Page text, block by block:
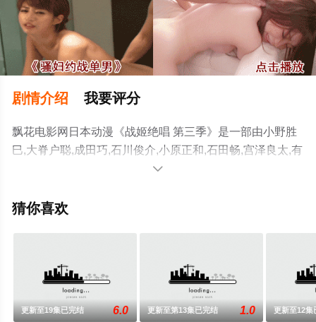
剧情介绍 我要评分
飘花电影网日本动漫《战姬绝唱 第三季》是一部由小野胜
巳,大脊户聪,成田巧,石川俊介,小原正和,石田畅,宫泽良太,有
江勇树,小野田雄亮,小林孝志,畠山茂树导演执导，悠木碧,
小松未可子,东山奈央,赤崎千夏,石川英郎,保志总一朗,赤羽
电视猫或剧情网等平台了解。

猜你喜欢
更新至19集已完结 6.0 更新至第13集已完结 1.0 更新至12集